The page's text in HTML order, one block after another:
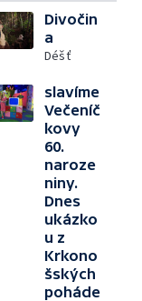
Divočin
a
Déšť
slavíme
Večeníč
kovy
60.
naroze
niny.
Dnes
ukázko
u z
Krkono
šských
poháde